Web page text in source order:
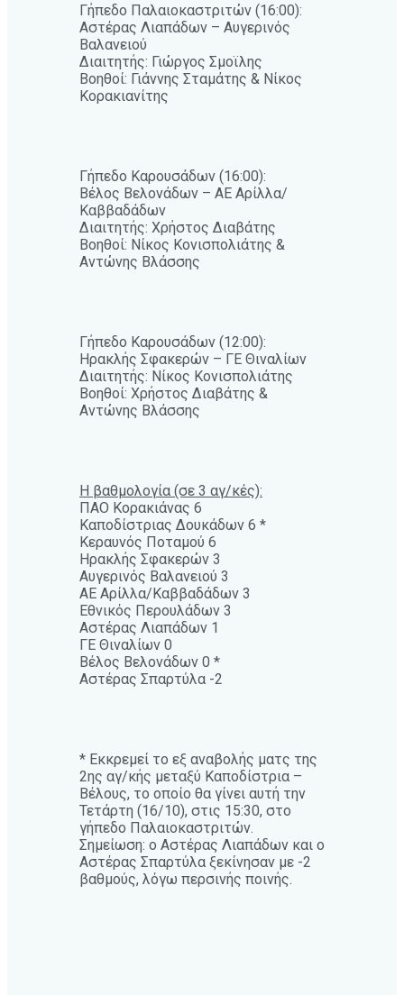
Γήπεδο Παλαιοκαστριτών (16:00):
Αστέρας Λιαπάδων – Αυγερινός
Βαλανειού
Διαιτητής: Γιώργος Σμοϊλης
Βοηθοί: Γιάννης Σταμάτης & Νίκος
Κορακιανίτης
Γήπεδο Καρουσάδων (16:00):
Βέλος Βελονάδων – ΑΕ Αρίλλα/
Καββαδάδων
Διαιτητής: Χρήστος Διαβάτης
Βοηθοί: Νίκος Κονισπολιάτης &
Αντώνης Βλάσσης
Γήπεδο Καρουσάδων (12:00):
Ηρακλής Σφακερών – ΓΕ Θιναλίων
Διαιτητής: Νίκος Κονισπολιάτης
Βοηθοί: Χρήστος Διαβάτης &
Αντώνης Βλάσσης
Η βαθμολογία (σε 3 αγ/κές):
ΠΑΟ Κορακιάνας 6
Καποδίστριας Δουκάδων 6 *
Κεραυνός Ποταμού 6
Ηρακλής Σφακερών 3
Αυγερινός Βαλανειού 3
ΑΕ Αρίλλα/Καββαδάδων 3
Εθνικός Περουλάδων 3
Αστέρας Λιαπάδων 1
ΓΕ Θιναλίων 0
Βέλος Βελονάδων 0 *
Αστέρας Σπαρτύλα -2
* Εκκρεμεί το εξ αναβολής ματς της
2ης αγ/κής μεταξύ Καποδίστρια –
Βέλους, το οποίο θα γίνει αυτή την
Τετάρτη (16/10), στις 15:30, στο
γήπεδο Παλαιοκαστριτών.
Σημείωση: ο Αστέρας Λιαπάδων και ο
Αστέρας Σπαρτύλα ξεκίνησαν με -2
βαθμούς, λόγω περσινής ποινής.